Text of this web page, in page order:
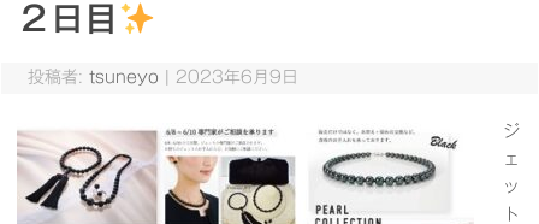
２日目
投稿者: tsuneyo 2023年6月9日
ジ
ェ
ッ
ト